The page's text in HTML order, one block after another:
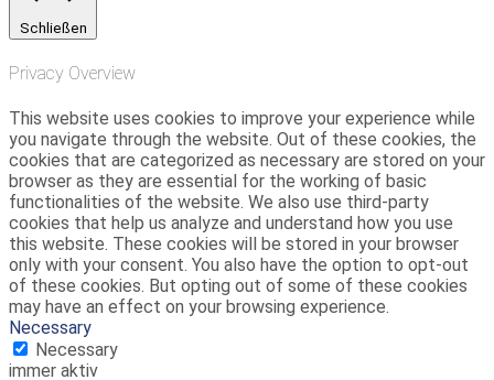
Schließen
Privacy Overview
This website uses cookies to improve your experience while
you navigate through the website. Out of these cookies, the
cookies that are categorized as necessary are stored on your
browser as they are essential for the working of basic
functionalities of the website. We also use third-party
cookies that help us analyze and understand how you use
this website. These cookies will be stored in your browser
only with your consent. You also have the option to opt-out
of these cookies. But opting out of some of these cookies
may have an effect on your browsing experience.
Necessary
Necessary
immer aktiv